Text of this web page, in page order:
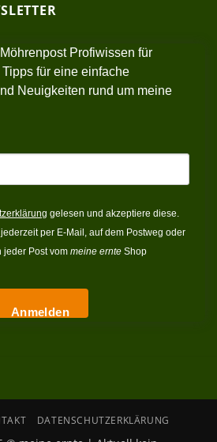
Profiwissen für
für eine einfache
Neuigkeiten rund um meine
gelesen und akzeptiere diese.
per E-Mail, auf dem Postweg oder
jeder Post vom meine ernte Shop
Anmelden
DATENSCHUTZERKLÄRUNG